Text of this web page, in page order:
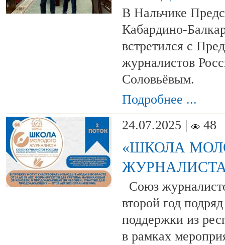
В Нальчике
Кабардино-
встретился с
журналистов
Соловьёвым.
Подробнее ...
24.07.2025 |
48
«ШКОЛА
Союз
второй год
поддержки из
в рамках